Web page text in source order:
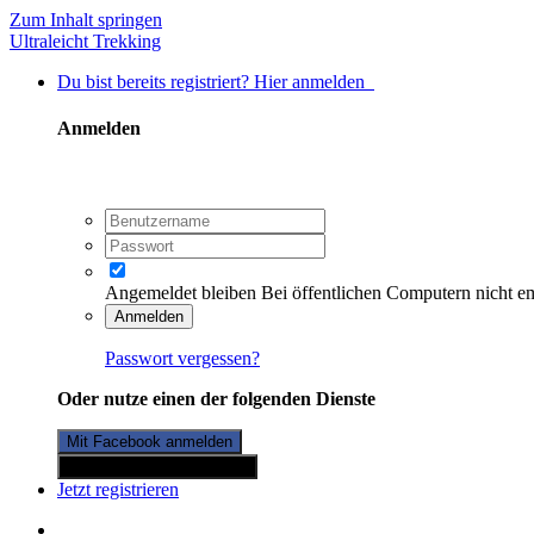
Zum Inhalt springen
Ultraleicht Trekking
Du bist bereits registriert? Hier anmelden
Anmelden
Angemeldet bleiben Bei öffentlichen Computern nicht
Anmelden
Passwort vergessen?
Oder nutze einen der folgenden Dienste
Mit Facebook anmelden
Jetzt registrieren